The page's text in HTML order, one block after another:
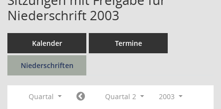
Niederschrift 2003
Kalender Termine
Niederschriften
Quartal Quartal 2
2003